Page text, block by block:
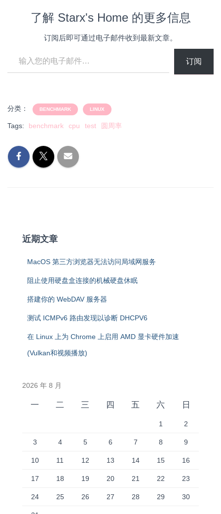
了解 Starx's Home 的更多信息
订阅后即可通过电子邮件收到最新文章。
订阅
分类： BENCHMARK LINUX
Tags: benchmark cpu test 圆周率
近期文章
MacOS 第三方浏览器无法访问局域网服务
阻止使用硬盘盒连接的机械硬盘休眠
搭建你的 WebDAV 服务器
测试 ICMPv6 路由发现以诊断 DHCPV6
在 Linux 上为 Chrome 上启用 AMD 显卡硬件加速
(Vulkan和视频播放)
2026 年 8 月
一 二 三 四 五 六 日
1 2
3 4 5 6 7 8 9
10 11 12 13 14 15 16
17 18 19 20 21 22 23
24 25 26 27 28 29 30